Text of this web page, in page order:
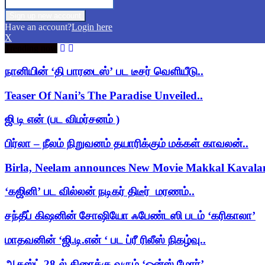
Have an account?Login here
X
நானியின் ‘தி பாரடைஸ்’ பட டீசர் வெளியீடு..
Teaser Of Nani’s The Paradise Unveiled..
ஜி டி என் (பட விமர்சனம் )
பிர்லா – நீலம் நிறுவனம் தயாரிக்கும் மக்கள் காவலன்..
Birla, Neelam announces New Movie Makkal
‘கஜினி’ பட வில்லன் நடிகர் திடீர் மரணம்..
சந்தீப் கிஷனின் சோஷியோ ஃபேண்டஸி படம் ‘கரிகாலா’
மாதவனின் ‘ஜி.டி.என் ‘ பட ப்ரீ ரிலீஸ் நிகழ்வு..